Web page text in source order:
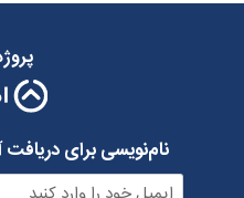
نام‌نویسی برای